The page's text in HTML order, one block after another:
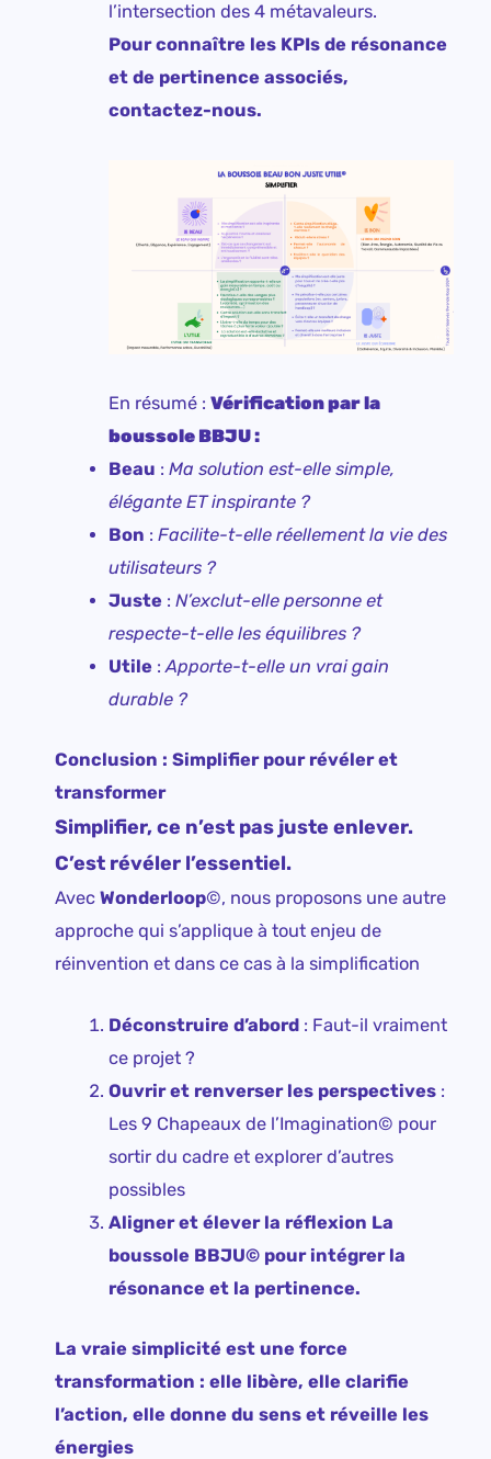
l’intersection des 4 métavaleurs.
Pour connaître les KPIs de résonance
et de pertinence associés,
contactez-nous.
En résumé :Vérification par la
boussole BBJU :
Beau :Ma solution est-elle simple,
élégante ET inspirante ?
Bon :Facilite-t-elle réellement la vie des
utilisateurs ?
Juste :N’exclut-elle personne et
respecte-t-elle les équilibres ?
Utile :Apporte-t-elle un vrai gain
durable ?
Conclusion : Simplifier pour révéler et
transformer
Simplifier, ce n’est pas juste enlever.
C’est révéler l’essentiel.
AvecWonderloop©, nous proposons une autre
approche qui s’applique à tout enjeu de
réinvention et dans ce cas à la simplification
Déconstruire d’abord : Faut-il vraiment
ce projet ?
Ouvrir et renverser les perspectives :
Les 9 Chapeaux de l’Imagination© pour
sortir du cadre et explorer d’autres
possibles
Aligner et élever la réflexion La
boussole BBJU© pour intégrer la
résonance et la pertinence.
La vraie simplicité est une force
transformation : elle libère, elle clarifie
l’action, elle donne du sens et réveille les
énergies